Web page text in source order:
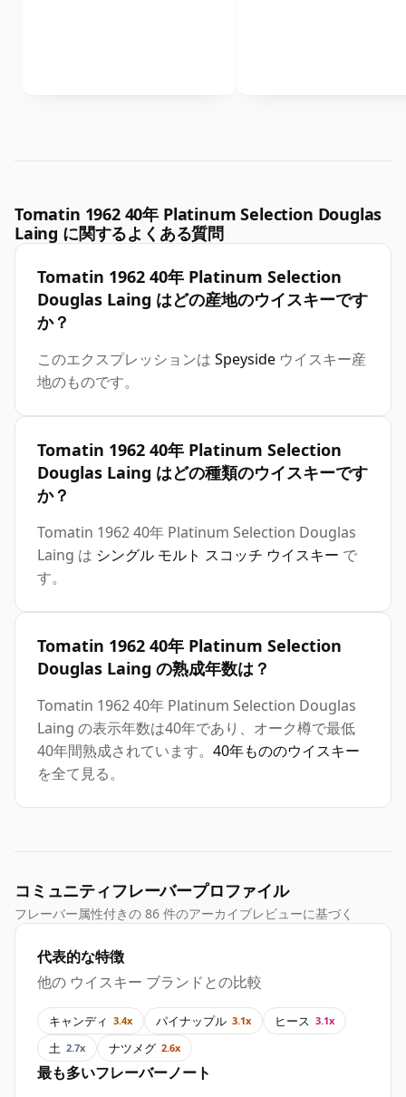
Tomatin 1962 40年 Platinum Selection Douglas
Laing に関するよくある質問
Tomatin 1962 40年 Platinum Selection
Douglas Laing はどの産地のウイスキーです
か？
このエクスプレッションは Speyside ウイスキー産
地のものです。
Tomatin 1962 40年 Platinum Selection
Douglas Laing はどの種類のウイスキーです
か？
Tomatin 1962 40年 Platinum Selection Douglas
Laing は シングル モルト スコッチ ウイスキー で
す。
Tomatin 1962 40年 Platinum Selection
Douglas Laing の熟成年数は？
Tomatin 1962 40年 Platinum Selection Douglas
Laing の表示年数は40年であり、オーク樽で最低
40年間熟成されています。 40年もののウイスキー
を全て見る。
コミュニティフレーバープロファイル
フレーバー属性付きの 86 件のアーカイブレビューに基づく
代表的な特徴
他の ウイスキー ブランドとの比較
キャンディ 3.4x パイナップル 3.1x ヒース 3.1x
土 2.7x ナツメグ 2.6x
最も多いフレーバーノート